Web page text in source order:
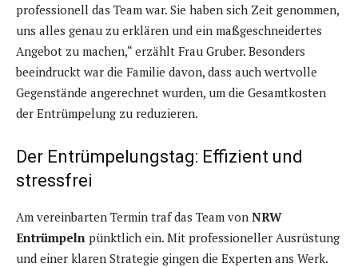
professionell das Team war. Sie haben sich Zeit genommen,
uns alles genau zu erklären und ein maßgeschneidertes
Angebot zu machen,“ erzählt Frau Gruber. Besonders
beeindruckt war die Familie davon, dass auch wertvolle
Gegenstände angerechnet wurden, um die Gesamtkosten
der Entrümpelung zu reduzieren.
Der Entrümpelungstag: Effizient und
stressfrei
Am vereinbarten Termin traf das Team von NRW
Entrümpeln pünktlich ein. Mit professioneller Ausrüstung
und einer klaren Strategie gingen die Experten ans Werk.